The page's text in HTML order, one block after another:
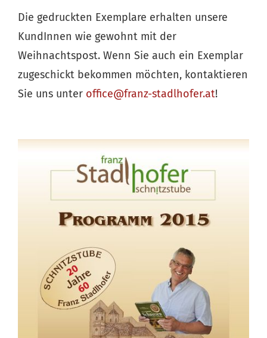
Die gedruckten Exemplare erhalten unsere
KundInnen wie gewohnt mit der
Weihnachtspost. Wenn Sie auch ein Exemplar
zugeschickt bekommen möchten, kontaktieren
Sie uns unter office@franz-stadlhofer.at!